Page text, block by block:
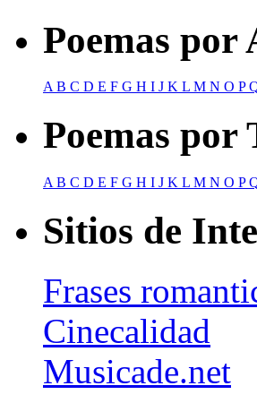
Poemas por
AB C D E F G H I J K L M N O P
Poemas por
A B C D E F G H I J K L M N O P
Sitios de
Frases
Cinecalidad
Musicade.net